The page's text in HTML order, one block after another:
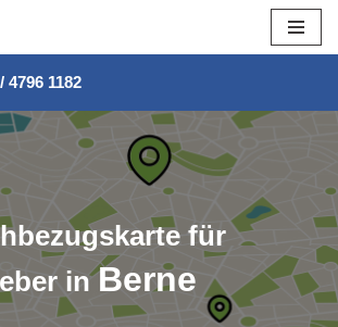
4796 1182
für
inBerne